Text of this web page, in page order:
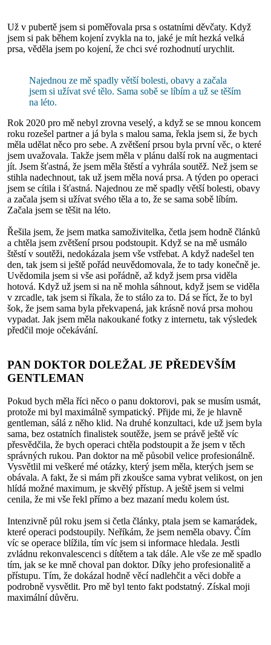
Už v pubertě jsem si poměřovala prsa s ostatními děvčaty. Když
jsem si pak během kojení zvykla na to, jaké je mít hezká velká
prsa, věděla jsem po kojení, že chci své rozhodnutí urychlit.
Najednou ze mě spadly větší bolesti, obavy a začala
jsem si užívat své tělo. Sama sobě se líbím a už se těším
na léto.
Rok 2020 pro mě nebyl zrovna veselý, a když se se mnou koncem
roku rozešel partner a já byla s malou sama, řekla jsem si, že bych
měla udělat něco pro sebe. A zvětšení prsou byla první věc, o které
jsem uvažovala. Takže jsem měla v plánu další rok na augmentaci
jít. Jsem šťastná, že jsem měla štěstí a vyhrála soutěž. Než jsem se
stihla nadechnout, tak už jsem měla nová prsa. A týden po operaci
jsem se cítila i šťastná. Najednou ze mě spadly větší bolesti, obavy
a začala jsem si užívat svého těla a to, že se sama sobě líbím.
Začala jsem se těšit na léto.
Řešila jsem, že jsem matka samoživitelka, četla jsem hodně článků
a chtěla jsem zvětšení prsou podstoupit. Když se na mě usmálo
štěstí v soutěži, nedokázala jsem vše vstřebat. A když nadešel ten
den, tak jsem si ještě pořád neuvědomovala, že to tady konečně je.
Uvědomila jsem si vše asi pořádně, až když jsem prsa viděla
hotová. Když už jsem si na ně mohla sáhnout, když jsem se viděla
v zrcadle, tak jsem si říkala, že to stálo za to. Dá se říct, že to byl
šok, že jsem sama byla překvapená, jak krásně nová prsa mohou
vypadat. Jak jsem měla nakoukané fotky z internetu, tak výsledek
předčil moje očekávání.
PAN DOKTOR DOLEŽAL JE PŘEDEVŠÍM
GENTLEMAN
Pokud bych měla říci něco o panu doktorovi, pak se musím usmát,
protože mi byl maximálně sympatický. Přijde mi, že je hlavně
gentleman, sálá z něho klid. Na druhé konzultaci, kde už jsem byla
sama, bez ostatních finalistek soutěže, jsem se právě ještě víc
přesvědčila, že bych operaci chtěla podstoupit a že jsem v těch
správných rukou. Pan doktor na mě působil velice profesionálně.
Vysvětlil mi veškeré mé otázky, který jsem měla, kterých jsem se
obávala. A fakt, že si mám při zkoušce sama vybrat velikost, on jen
hlídá možné maximum, je skvělý přístup. A ještě jsem si velmi
cenila, že mi vše řekl přímo a bez mazaní medu kolem úst.
Intenzivně půl roku jsem si četla články, ptala jsem se kamarádek,
které operaci podstoupily. Neříkám, že jsem neměla obavy. Čím
víc se operace blížila, tím víc jsem si informace hledala. Jestli
zvládnu rekonvalescenci s dítětem a tak dále. Ale vše ze mě spadlo
tím, jak se ke mně choval pan doktor. Díky jeho profesionalitě a
přístupu. Tím, že dokázal hodně věcí nadlehčit a věci dobře a
podrobně vysvětlit. Pro mě byl tento fakt podstatný. Získal moji
maximální důvěru.